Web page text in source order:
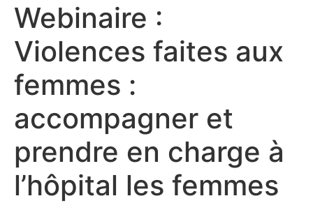
Webinaire :
Violences faites aux
femmes :
accompagner et
prendre en charge à
l’hôpital les femmes